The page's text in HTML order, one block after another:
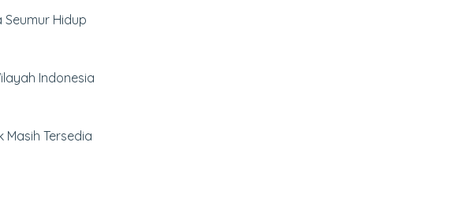
Seumur Hidup
Indonesia
Tersedia